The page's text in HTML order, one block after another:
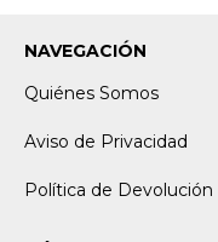
NAVEGACIÓN
Quiénes Somos
Aviso de Privacidad
Política de Devolución